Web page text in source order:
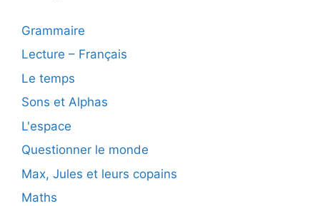
Grammaire
Lecture – Français
Le temps
Sons et Alphas
L'espace
Questionner le monde
Max, Jules et leurs copains
Maths